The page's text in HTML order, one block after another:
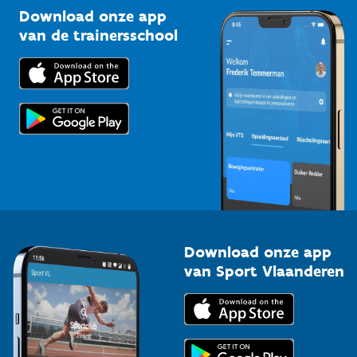
Bedrijven
Trainers en begeleiders
Topsporters
Kennisplatform
Downloads
Voor de pers
Download onze app
van de trainersschool
Download onze app
van Sport Vlaanderen